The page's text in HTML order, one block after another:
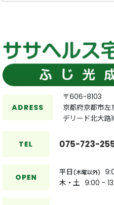
セット割
35周年
京のすっぴんさん
ADRESS
〒606-8103
京都府京都市
デリード北大路
TEL 075-723-
OPEN
平日(木曜以外)
木・土 9:00 -